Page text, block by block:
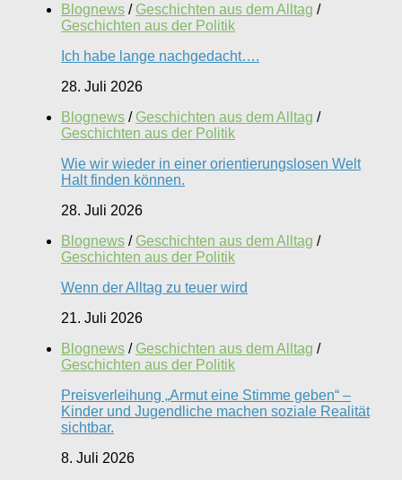
Blognews / Geschichten aus dem Alltag /
Geschichten aus der Politik
Ich habe lange nachgedacht….
28. Juli 2026
Blognews / Geschichten aus dem Alltag /
Geschichten aus der Politik
Wie wir wieder in einer orientierungslosen Welt
Halt finden können.
28. Juli 2026
Blognews / Geschichten aus dem Alltag /
Geschichten aus der Politik
Wenn der Alltag zu teuer wird
21. Juli 2026
Blognews / Geschichten aus dem Alltag /
Geschichten aus der Politik
Preisverleihung „Armut eine Stimme geben“ –
Kinder und Jugendliche machen soziale Realität
sichtbar.
8. Juli 2026